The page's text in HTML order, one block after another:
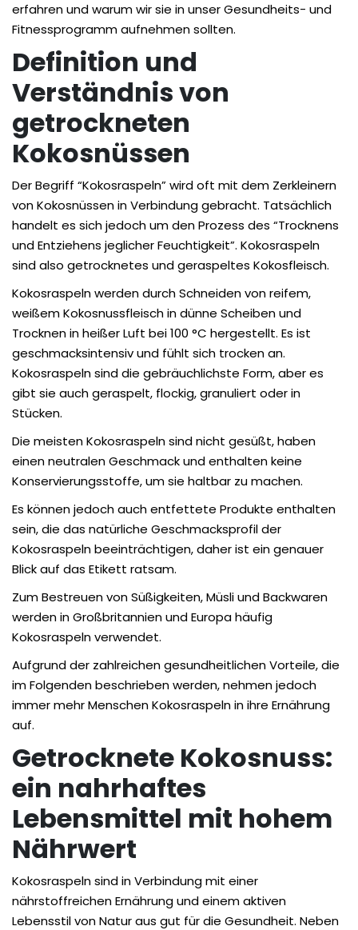
erfahren und warum wir sie in unser Gesundheits- und
Fitnessprogramm aufnehmen sollten.
Definition und
Verständnis von
getrockneten
Kokosnüssen
Der Begriff “Kokosraspeln” wird oft mit dem Zerkleinern
von Kokosnüssen in Verbindung gebracht. Tatsächlich
handelt es sich jedoch um den Prozess des “Trocknens
und Entziehens jeglicher Feuchtigkeit”. Kokosraspeln
sind also getrocknetes und geraspeltes Kokosfleisch.
Kokosraspeln werden durch Schneiden von reifem,
weißem Kokosnussfleisch in dünne Scheiben und
Trocknen in heißer Luft bei 100 °C hergestellt. Es ist
geschmacksintensiv und fühlt sich trocken an.
Kokosraspeln sind die gebräuchlichste Form, aber es
gibt sie auch geraspelt, flockig, granuliert oder in
Stücken.
Die meisten Kokosraspeln sind nicht gesüßt, haben
einen neutralen Geschmack und enthalten keine
Konservierungsstoffe, um sie haltbar zu machen.
Es können jedoch auch entfettete Produkte enthalten
sein, die das natürliche Geschmacksprofil der
Kokosraspeln beeinträchtigen, daher ist ein genauer
Blick auf das Etikett ratsam.
Zum Bestreuen von Süßigkeiten, Müsli und Backwaren
werden in Großbritannien und Europa häufig
Kokosraspeln verwendet.
Aufgrund der zahlreichen gesundheitlichen Vorteile, die
im Folgenden beschrieben werden, nehmen jedoch
immer mehr Menschen Kokosraspeln in ihre Ernährung
auf.
Getrocknete Kokosnuss:
ein nahrhaftes
Lebensmittel mit hohem
Nährwert
Kokosraspeln sind in Verbindung mit einer
nährstoffreichen Ernährung und einem aktiven
Lebensstil von Natur aus gut für die Gesundheit. Neben